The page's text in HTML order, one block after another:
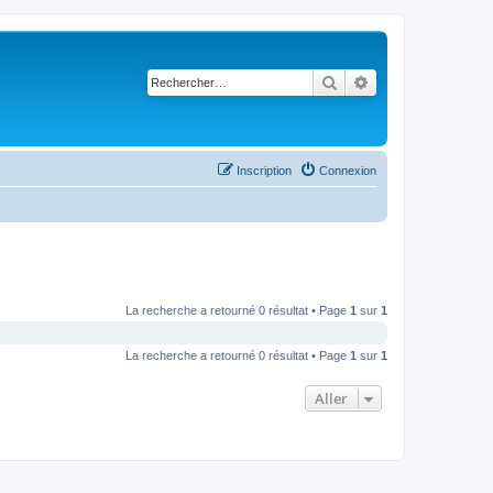
Rechercher
Connexion
Inscription
La recherche a retourné 0 résultat • Page 1 sur 1
La recherche a retourné 0 résultat • Page 1 sur 1
Aller